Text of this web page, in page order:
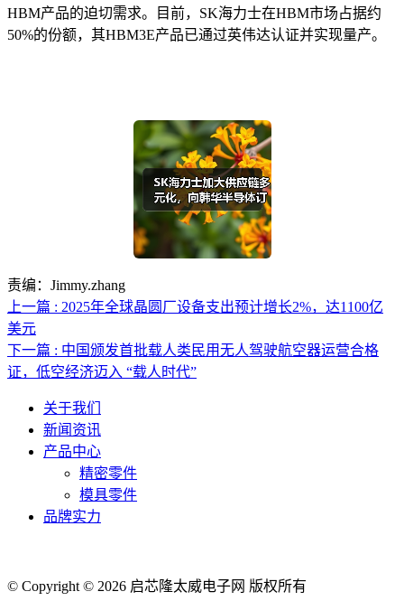
HBM产品的迫切需求。目前，SK海力士在HBM市场占据约
50%的份额，其HBM3E产品已通过英伟达认证并实现量产。
责编：Jimmy.zhang
上一篇 : 2025年全球晶圆厂设备支出预计增长2%，达1100亿
美元
下一篇 : 中国颁发首批载人类民用无人驾驶航空器运营合格
证，低空经济迈入 “载人时代”
关于我们
新闻资讯
产品中心
精密零件
模具零件
品牌实力
© Copyright © 2026 启芯隆太威电子网 版权所有